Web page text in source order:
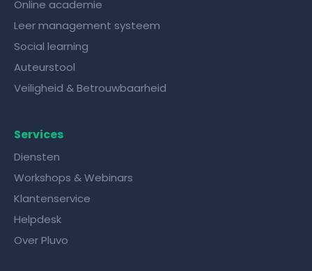
Online academie
Leer management systeem
Social learning
Auteurstool
Veiligheid & Betrouwbaarheid
Services
Diensten
Workshops & Webinars
Klantenservice
Helpdesk
Over Pluvo